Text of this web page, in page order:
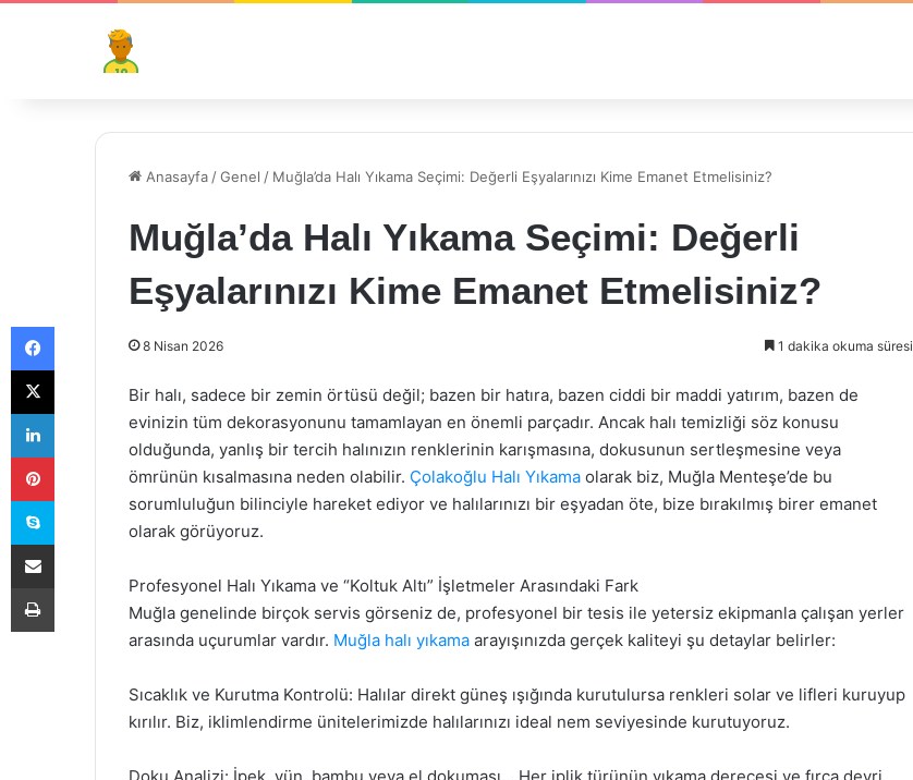
Anasayfa /Genel / Muğla’da Halı Yıkama Seçimi: Değerli Eşyalarınızı Kime Emanet Etmelisiniz?
Muğla’da Halı Yıkama Seçimi: Değerli
Eşyalarınızı Kime Emanet Etmelisiniz?
8 Nisan 2026 1 dakika okuma süresi
Bir halı, sadece bir zemin örtüsü değil; bazen bir hatıra, bazen ciddi bir maddi yatırım, bazen de
evinizin tüm dekorasyonunu tamamlayan en önemli parçadır. Ancak halı temizliği söz konusu
olduğunda, yanlış bir tercih halınızın renklerinin karışmasına, dokusunun sertleşmesine veya
ömrünün kısalmasına neden olabilir. Çolakoğlu Halı Yıkama olarak biz, Muğla Menteşe’de bu
sorumluluğun bilinciyle hareket ediyor ve halılarınızı bir eşyadan öte, bize bırakılmış birer emanet
olarak görüyoruz.
Profesyonel Halı Yıkama ve “Koltuk Altı” İşletmeler Arasındaki Fark
Muğla genelinde birçok servis görseniz de, profesyonel bir tesis ile yetersiz ekipmanla çalışan yerler
arasında uçurumlar vardır. Muğla halı yıkama arayışınızda gerçek kaliteyi şu detaylar belirler:
Sıcaklık ve Kurutma Kontrolü: Halılar direkt güneş ışığında kurutulursa renkleri solar ve lifleri kuruyup
kırılır. Biz, iklimlendirme ünitelerimizde halılarınızı ideal nem seviyesinde kurutuyoruz.
Facebook
X
LinkedIn
Pinterest
Skype
E-Posta ile paylaş